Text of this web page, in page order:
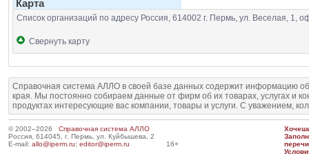
Карта
Список организаций по адресу Россия, 614002 г. Пермь, ул. Веселая, 1,
Свернуть карту
Справочная система АЛЛО в своей базе данных содержит информацию
края. Мы постоянно собираем данные от фирм об их товарах, услугах и
продуктах интересующие вас компании, товары и услуги. С уважением,
© 2002–2026 Справочная система АЛЛО
Россия, 614045, г. Пермь, ул. Куйбышева, 2
E-mail: allo@iperm.ru; editor@iperm.ru 16+